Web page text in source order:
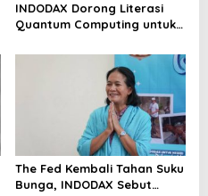
INDODAX Dorong Literasi
Quantum Computing untuk
Blockchain
The Fed Kembali Tahan Suku
Bunga, INDODAX Sebut